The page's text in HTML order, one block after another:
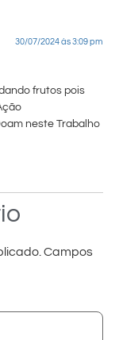
30/07/2024 às 3:09 pm
frutos pois
neste Trabalho
Campos